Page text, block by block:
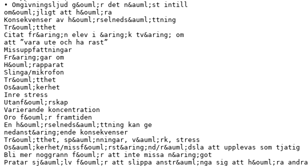
• Omgivningsljud g&ouml;r det n&auml;st intill
om&ouml;jligt att h&ouml;ra
Konsekvenser av h&ouml;rselneds&auml;ttning
Tr&ouml;tthet
Citat fr&aring;n elev i &aring;k tv&aring; om
att ”vara ute och ha rast”
Missuppfattningar
Fr&aring;gar om
H&ouml;rapparat
Slinga/mikrofon
Tr&ouml;tthet
Os&auml;kerhet
Inre stress
Utanf&ouml;rskap
Varierande koncentration
Oro f&ouml;r framtiden
En h&ouml;rselneds&auml;ttning kan ge
nedanst&aring;ende konsekvenser
Tr&ouml;tthet, sp&auml;nningar, v&auml;rk, stress
Os&auml;kerhet/missf&ouml;rst&aring;nd/r&auml;dsla att upplevas som tjatig
Bli mer noggrann f&ouml;r att inte missa n&aring;got
Pratar sj&auml;lv f&ouml;r att slippa anstr&auml;nga sig att h&ouml;ra andra